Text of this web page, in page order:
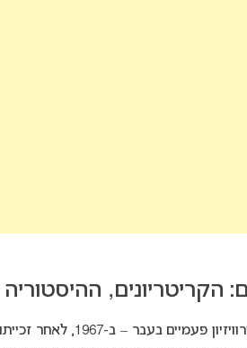
ההיסטוריה
פעמיים בעבר – ב-1967, לאחר זכייתו של